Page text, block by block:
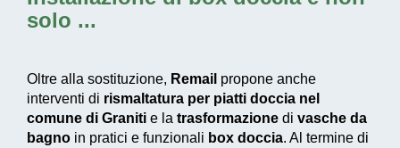
solo ...
Oltre alla sostituzione, Remail propone anche
interventi di rismaltatura per piatti doccia nel
comune di Graniti e la trasformazione di vasche da
bagno in pratici e funzionali box doccia. Al termine di